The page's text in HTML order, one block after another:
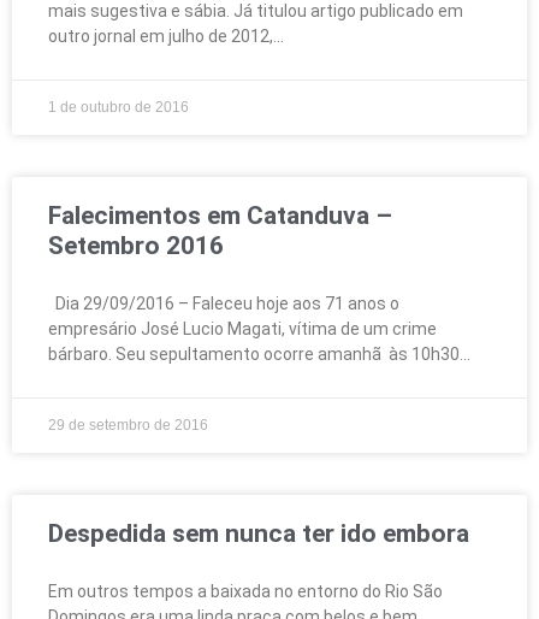
mais sugestiva e sábia. Já titulou artigo publicado em
outro jornal em julho de 2012,
1 de outubro de 2016
Falecimentos em Catanduva –
Setembro 2016
Dia 29/09/2016 – Faleceu hoje aos 71 anos o
empresário José Lucio Magati, vítima de um crime
bárbaro. Seu sepultamento ocorre amanhã às 10h30
29 de setembro de 2016
Despedida sem nunca ter ido embora
Em outros tempos a baixada no entorno do Rio São